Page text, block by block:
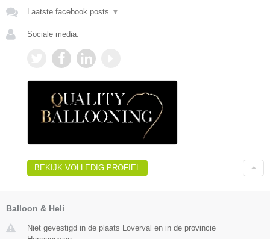
Laatste facebook posts ▼
Sociale media:
BEKIJK VOLLEDIG PROFIEL
Balloon & Heli
Niet gevestigd in de plaats Loverval en in de provincie